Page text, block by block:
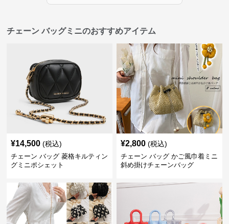
チェーン バッグミニのおすすめアイテム
¥14,500 (税込)
チェーン バッグ 菱格キルティン
グミニポシェット
¥2,800 (税込)
チェーン バッグ かご風巾着ミニ
斜め掛けチェーンバッグ